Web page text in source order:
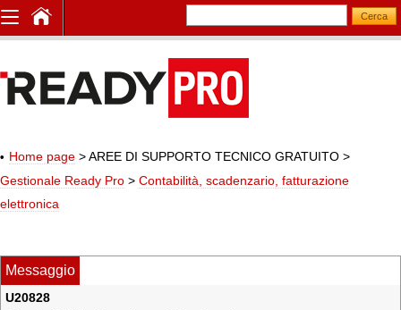
Home page > AREE DI SUPPORTO TECNICO GRATUITO >
Gestionale Ready Pro > Contabilità, scadenzario, fatturazione
elettronica
Messaggio
U20828